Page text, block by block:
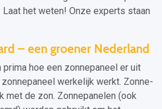
het weten! Onze experts staan
– een groener Nederland
hoe een zonnepaneel er uit
werkelijk werkt. Zonne-
met de zon. Zonnepanelen (ook